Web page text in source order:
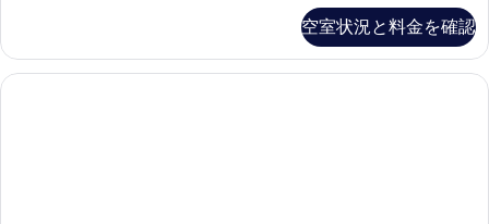
て
の
細
ー
ム
4
ベ
ッ
空室状況と料金を確認